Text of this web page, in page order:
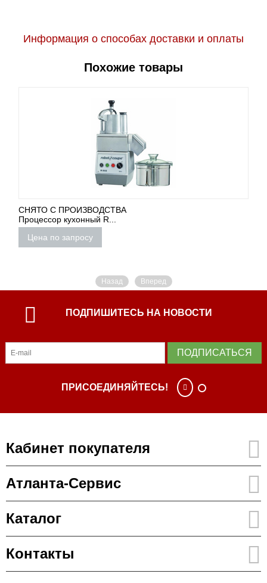
Информация о способах доставки и оплаты
Похожие товары
СНЯТО С ПРОИЗВОДСТВА
Процессор кухонный R...
Цена по запросу
Назад Вперед
ПОДПИШИТЕСЬ НА НОВОСТИ
ПОДПИСАТЬСЯ
ПРИСОЕДИНЯЙТЕСЬ!
Кабинет покупателя
Атланта-Сервис
Каталог
Контакты